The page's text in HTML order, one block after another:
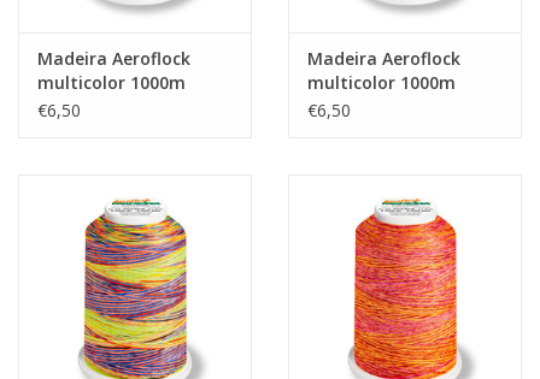
Madeira Aeroflock
multicolor 1000m
No.9609
€6,50
Madeira Aeroflock
multicolor 1000m
No.9507
€6,50